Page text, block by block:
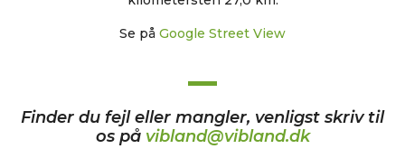
Se på Google Street View
Finder du fejl eller mangler, venligst skriv til
os på vibland@vibland.dk